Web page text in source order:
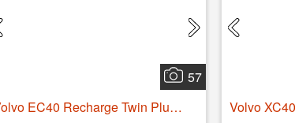
57
Volvo EC40 Recharge Twin Plus AWD Auto 325 kW (442 CV)